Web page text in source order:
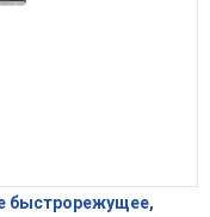
быстрорежущее,